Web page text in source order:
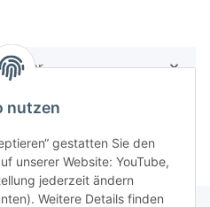
nutzen
gestatten Sie den
unserer Website: YouTube,
jederzeit ändern
Weitere Details finden